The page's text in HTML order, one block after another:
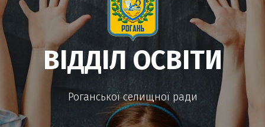
ВІДДІЛ ОСВІТИ
Роганської селищної ради